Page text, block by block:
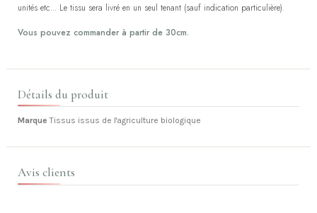
unités etc... Le tissu sera livré en un seul tenant (sauf indication particulière).
Vous pouvez commander à partir de 30cm.
Détails du produit
Marque Tissus issus de l'agriculture biologique
Avis clients